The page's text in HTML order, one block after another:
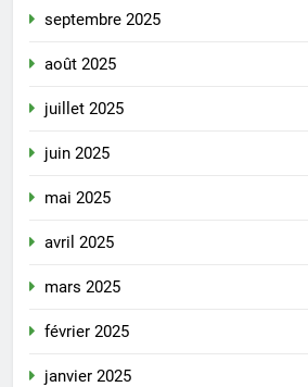
septembre 2025
août 2025
juillet 2025
juin 2025
mai 2025
avril 2025
mars 2025
février 2025
janvier 2025